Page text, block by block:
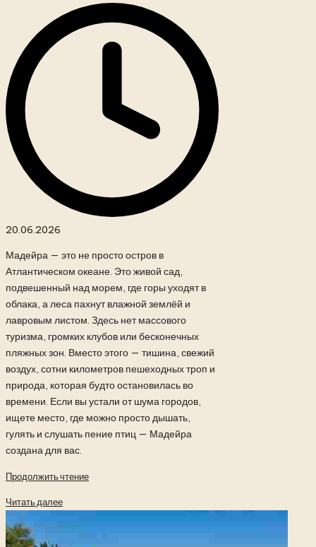
20.06.2026
Мадейра — это не просто остров в
Атлантическом океане. Это живой сад,
подвешенный над морем, где горы уходят в
облака, а леса пахнут влажной землёй и
лавровым листом. Здесь нет массового
туризма, громких клубов или бесконечных
пляжных зон. Вместо этого — тишина, свежий
воздух, сотни километров пешеходных троп и
природа, которая будто остановилась во
времени. Если вы устали от шума городов,
ищете место, где можно просто дышать,
гулять и слушать пение птиц — Мадейра
создана для вас.
Продолжить чтение
Читать далее